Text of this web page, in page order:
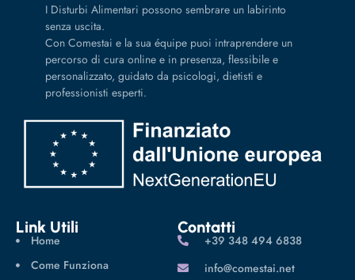
I Disturbi Alimentari possono sembrare un labirinto
senza uscita.
Con Comestai e la sua équipe puoi intraprendere un
percorso di cura online e in presenza, flessibile e
personalizzato, guidato da psicologi, dietisti e
professionisti esperti.
Link Utili
Home
Come Funziona
Contatti
‪+39 348 494 6838
info@comestai.net